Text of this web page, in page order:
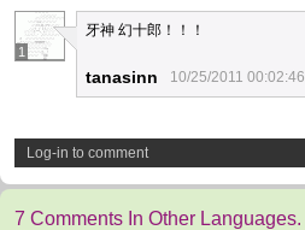
1
牙神 幻十郎！！！
tanasinn 10/25/2011 00:02:46
Log-in to comment
7 Comments In Other Languages.